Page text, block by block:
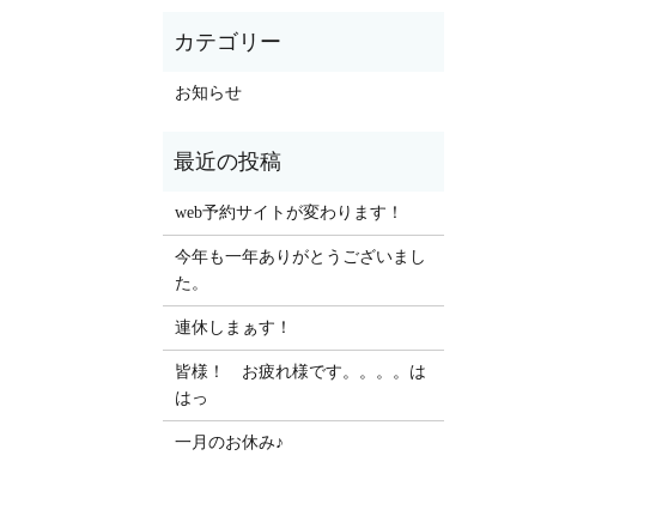
お知らせ
web予約サイトが変わります！
今年も一年ありがとうございまし
た。
連休しまぁす！
皆様！ お疲れ様です。。。。は
はっ
一月のお休み♪